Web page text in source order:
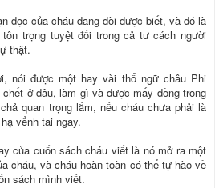
đọc của cháu đang đòi được biết, và đó là
trọng tuyệt đối trong cả tư cách người
thật.
nói được một hay vài thổ ngữ châu Phi
ở đâu, làm gì và được mấy đồng trong
quan trọng lắm, nếu cháu chưa phải là
vểnh tai ngay.
của cuốn sách cháu viết là nó mở ra một
cháu, và cháu hoàn toàn có thể tự hào về
sách mình viết.